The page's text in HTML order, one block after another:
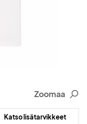
Zoomaa
Katso lisätarvikkeet